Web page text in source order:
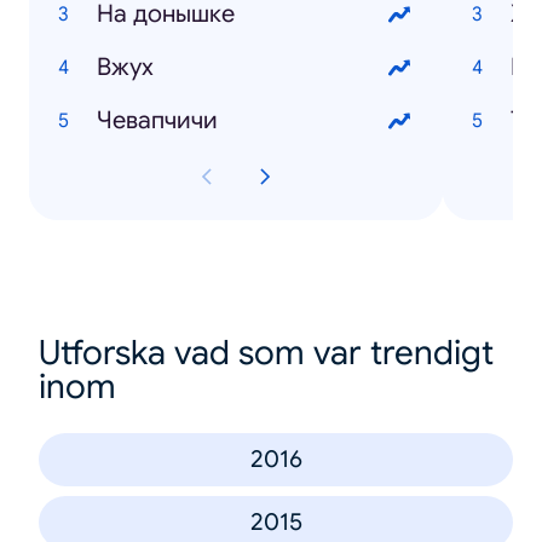
На донышке
Вжух
Чевапчичи
Utforska vad som var trendigt
inom
2016
2015